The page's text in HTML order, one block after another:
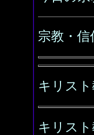
宗教・
キリス
キリス